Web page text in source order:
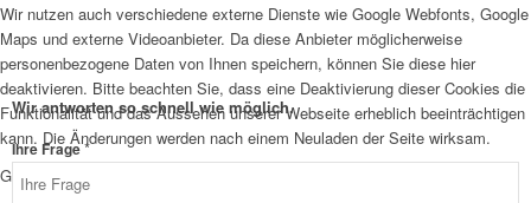
Wir nutzen auch verschiedene externe Dienste wie Google Webfonts, Google
Maps und externe Videoanbieter. Da diese Anbieter möglicherweise
personenbezogene Daten von Ihnen speichern, können Sie diese hier
deaktivieren. Bitte beachten Sie, dass eine Deaktivierung dieser Cookies die
Funktionalität und das Aussehen unserer Webseite erheblich beeinträchtigen
kann. Die Änderungen werden nach einem Neuladen der Seite wirksam.
Google Webfont Einstellungen:
Wir antworten so schnell wie möglich.
Ihre Frage*